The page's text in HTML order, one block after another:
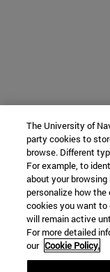
The University of
party cookies to
browse. Different
For example, to
about your
personalize how
cookies you want to
will remain active
For more detailed
our Cookie Policy.